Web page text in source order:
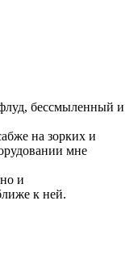
бессмыленный и
на зорких и
мне
и
к ней.